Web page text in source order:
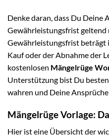
Denke daran, dass Du Deine
Gewährleistungsfrist geltend
Gewährleistungsfrist beträgt
Kauf oder der Abnahme der
kostenlosen Mängelrüge
Unterstützung bist Du
wahren und Deine
Mängelrüge Vorlage:
Hier ist eine Übersicht der